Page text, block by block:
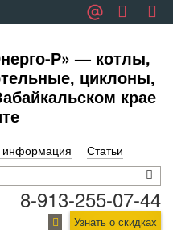
Р» — котлы,
циклоны,
крае
информация Статьи
8-913-255-07-44
Узнать о скидках